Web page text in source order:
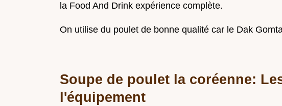
la Food And Drink expérience complète.
On utilise du poulet de bonne qualité car le Dak
Soupe de poulet la coréenne:
l'équipement